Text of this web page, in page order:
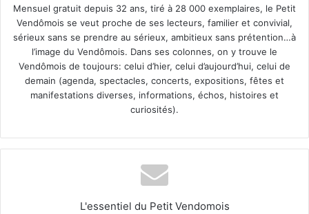
Mensuel gratuit depuis 32 ans, tiré à 28 000 exemplaires, le Petit
Vendômois se veut proche de ses lecteurs, familier et convivial,
sérieux sans se prendre au sérieux, ambitieux sans prétention…à
l’image du Vendômois. Dans ses colonnes, on y trouve le
Vendômois de toujours: celui d’hier, celui d’aujourd’hui, celui de
demain (agenda, spectacles, concerts, expositions, fêtes et
manifestations diverses, informations, échos, histoires et
curiosités).
L'essentiel du Petit Vendomois